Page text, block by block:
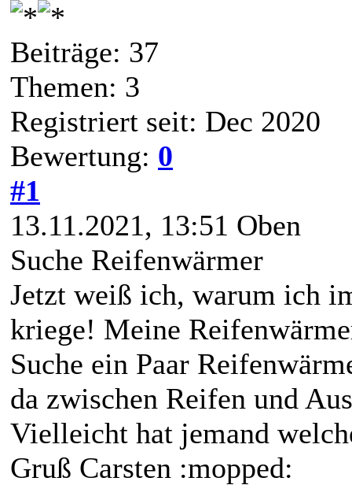
Beiträge: 37
Themen: 3
Registriert seit: Dec 2020
Bewertung: 0
#1
13.11.2021, 13:51 Oben
Suche Reifenwärmer
Jetzt weiß ich, warum ich
kriege! Meine
Suche ein Paar
da zwischen Reifen und
Vielleicht hat jemand
Gruß Carsten :mopped: